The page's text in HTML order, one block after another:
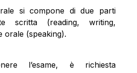
si compone di due parti
scritta (reading, writing,
orale (speaking).
l’esame, è richiesta